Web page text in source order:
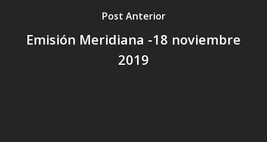
Post Anterior
Emisión Meridiana -18 noviembre
2019